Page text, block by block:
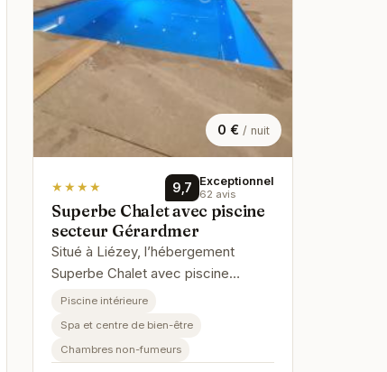
0 €/ nuit
★★★★ 9,7 Exceptionnel
62 avis
Superbe Chalet avec piscine
secteur Gérardmer
Situé à Liézey, l’hébergement
Superbe Chalet avec piscine
secteur Gérardmer offre une vue
Piscine intérieure
Spa et centre de bien-être
Chambres non-fumeurs